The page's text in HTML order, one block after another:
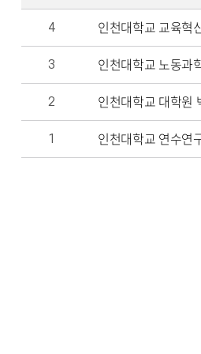
4 인천대학교 교육혁
3 인천대학교 노동과
2 인천대학교 대학원
1 인천대학교 연수연